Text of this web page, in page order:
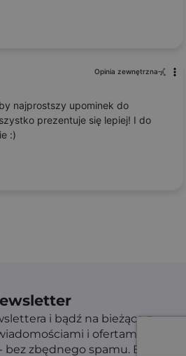
Opinia zewnętrzna
najprostszy upominek do
prezentuje się lepiej! I do
:)
i bądź na bieżąco z
i ofertami
zbędnego spamu. Bądź z